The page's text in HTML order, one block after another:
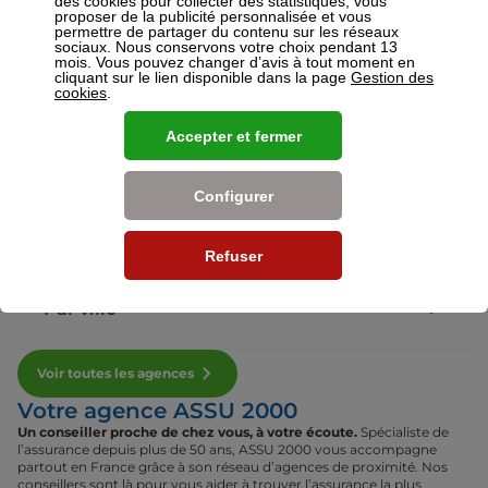
Voir plus
Nos établissements
Par département
Par ville
Voir toutes les agences
Votre agence ASSU 2000
Un conseiller proche de chez vous, à votre écoute. Spécialiste de
l’assurance depuis plus de 50 ans, ASSU 2000 vous accompagne
partout en France grâce à son réseau d’agences de proximité. Nos
conseillers sont là pour vous aider à trouver l’assurance la plus
proposer de la publicité personnalisée et vous
permettre de partager du contenu sur les réseaux
sociaux. Nous conservons votre choix pendant 13
mois. Vous pouvez changer d’avis à tout moment en
cliquant sur le lien disponible dans la page Gestion des
cookies
Refuser
Configurer
Accepter et fermer